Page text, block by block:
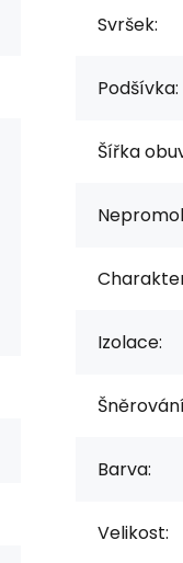
Svršek:
Podšívka:
Šířka
Izolace:
Barva:
Velikost: